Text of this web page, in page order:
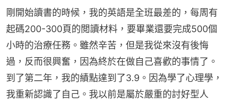
剛開始讀書的時候，我的英語是全班最差的，每周有
起碼200-300頁的閲讀材料，要畢業還要完成500個
小時的治療任務。雖然辛苦，但是我從來沒有後悔
過，反而很興奮，因為終於在做自己喜歡的事情了。
到了第二年，我的績點達到了3.9。因為學了心理學，
我重新認識了自己。我以前是屬於嚴重的討好型人